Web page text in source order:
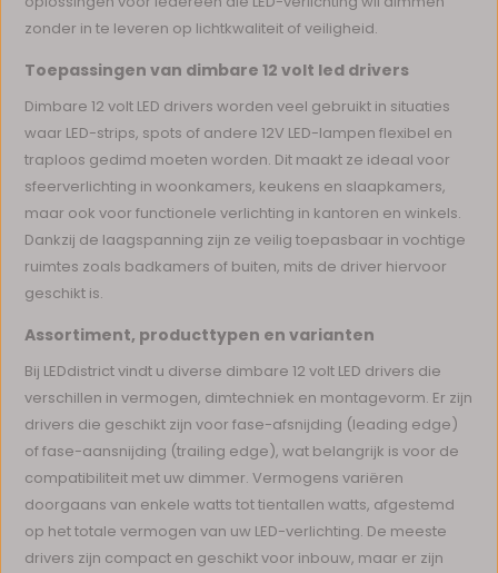
zonder in te leveren op lichtkwaliteit of veiligheid.
Toepassingen van dimbare 12 volt led drivers
Dimbare 12 volt LED drivers worden veel gebruikt in situaties
waar LED-strips, spots of andere 12V LED-lampen flexibel en
traploos gedimd moeten worden. Dit maakt ze ideaal voor
sfeerverlichting in woonkamers, keukens en slaapkamers,
maar ook voor functionele verlichting in kantoren en winkels.
Dankzij de laagspanning zijn ze veilig toepasbaar in vochtige
ruimtes zoals badkamers of buiten, mits de driver hiervoor
geschikt is.
Assortiment, producttypen en varianten
Bij LEDdistrict vindt u diverse dimbare 12 volt LED drivers die
verschillen in vermogen, dimtechniek en montagevorm. Er zijn
drivers die geschikt zijn voor fase-afsnijding (leading edge)
of fase-aansnijding (trailing edge), wat belangrijk is voor de
compatibiliteit met uw dimmer. Vermogens variëren
doorgaans van enkele watts tot tientallen watts, afgestemd
op het totale vermogen van uw LED-verlichting. De meeste
drivers zijn compact en geschikt voor inbouw, maar er zijn